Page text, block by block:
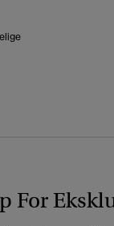
For